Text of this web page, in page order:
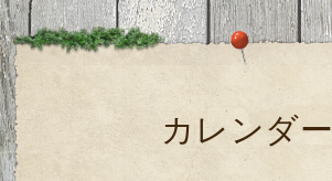
カレンダー